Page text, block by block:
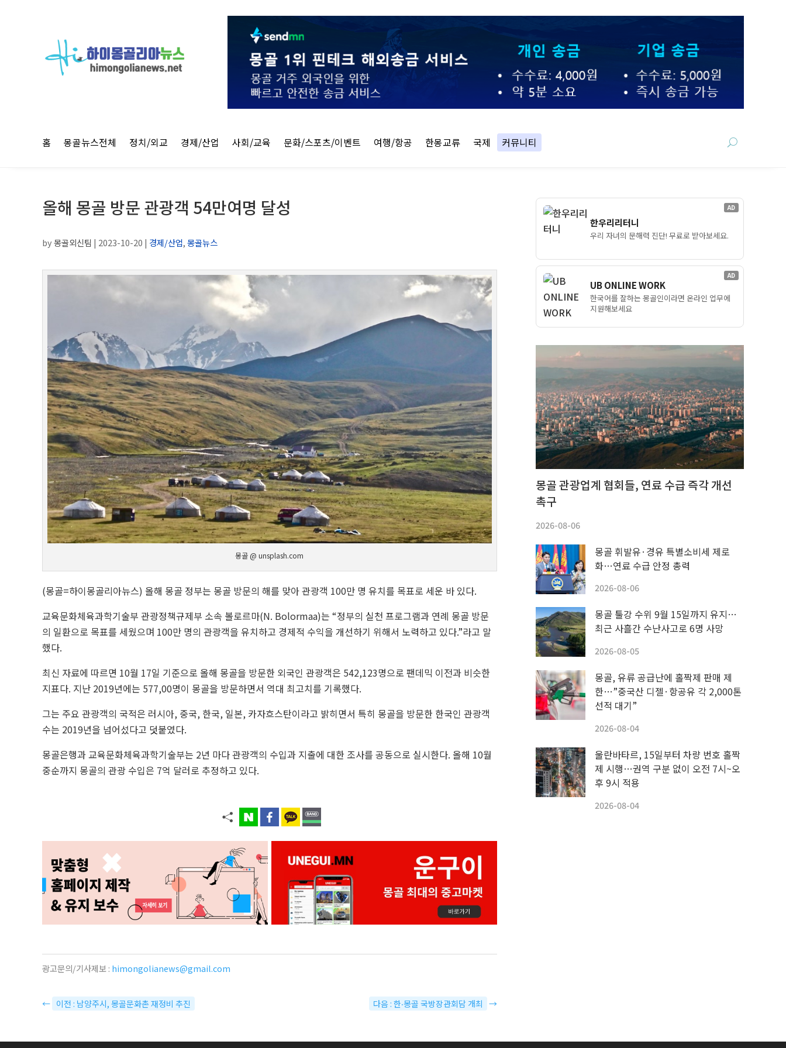
홈 몽골뉴스전체 정치/외교 경제/산업 사회/교육 문화/스포츠/이벤트 여행/항공 한몽교류 국제 커뮤니티
올해 몽골 방문 관광객 54만여명 달성
by몽골외신팀 | 2023-10-20 | 경제/산업,몽골뉴스
몽골 @ unsplash.com
(몽골=하이몽골리아뉴스) 올해 몽골 정부는 몽골 방문의 해를 맞아 관광객 100만 명 유치를 목표로 세운 바 있다.
교육문화체육과학기술부 관광정책규제부 소속 볼로르마(N. Bolormaa)는 “정부의 실천 프로그램과 연례 몽골 방문
의 일환으로 목표를 세웠으며 100만 명의 관광객을 유치하고 경제적 수익을 개선하기 위해서 노력하고 있다.”라고 말
했다.
최신 자료에 따르면 10월 17일 기준으로 올해 몽골을 방문한 외국인 관광객은 542,123명으로 팬데믹 이전과 비슷한
지표다. 지난 2019년에는 577,00명이 몽골을 방문하면서 역대 최고치를 기록했다.
그는 주요 관광객의 국적은 러시아, 중국, 한국, 일본, 카자흐스탄이라고 밝히면서 특히 몽골을 방문한 한국인 관광객
수는 2019년을 넘어섰다고 덧붙였다.
몽골은행과 교육문화체육과학기술부는 2년 마다 관광객의 수입과 지출에 대한 조사를 공동으로 실시한다. 올해 10월
중순까지 몽골의 관광 수입은 7억 달러로 추정하고 있다.
광고문의/기사제보 : himongolianews@gmail.com
← 이전 : 남양주시, 몽골문화촌 재정비 추진 다음 : 한‧몽골 국방장관회담 개최 →
AD
한우리리터니
우리 자녀의 문해력 진단! 무료로 받아보세요.
AD
UB ONLINE WORK
한국어를 잘하는 몽골인이라면 온라인 업무에
지원해보세요
몽골 관광업계 협회들, 연료 수급 즉각 개선
촉구
2026-08-06
몽골 휘발유·경유 특별소비세 제로
화…연료 수급 안정 총력
2026-08-06
몽골 툴강 수위 9월 15일까지 유지…
최근 사흘간 수난사고로 6명 사망
2026-08-05
몽골, 유류 공급난에 홀짝제 판매 제
한…”중국산 디젤·항공유 각 2,000톤
선적 대기”
2026-08-04
울란바타르, 15일부터 차량 번호 홀짝
제 시행…권역 구분 없이 오전 7시~오
후 9시 적용
2026-08-04